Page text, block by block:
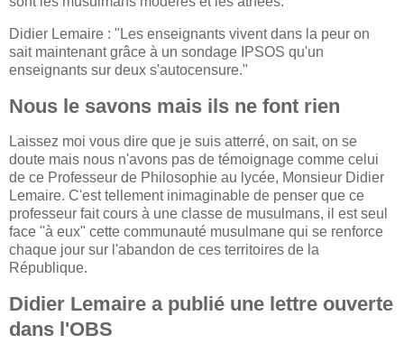
Didier Lemaire : "Les enseignants vivent dans la peur on
sait maintenant grâce à un sondage IPSOS qu'un
enseignants sur deux s'autocensure."
Nous le savons mais ils ne font rien
Laissez moi vous dire que je suis atterré, on sait, on se
doute mais nous n'avons pas de témoignage comme celui
de ce Professeur de Philosophie au lycée, Monsieur Didier
Lemaire. C'est tellement inimaginable de penser que ce
professeur fait cours à une classe de musulmans, il est seul
face "à eux" cette communauté musulmane qui se renforce
chaque jour sur l'abandon de ces territoires de la
République.
Didier Lemaire a publié une lettre ouverte
dans l'OBS